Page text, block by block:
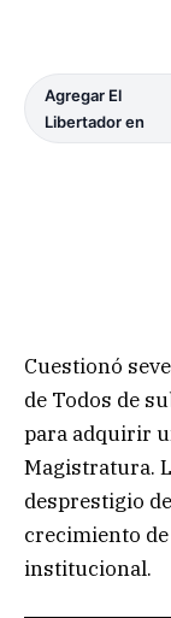
Agregar El
Libertador en
Cuestionó
de Todos de
para adquirir
Magistratura.
desprestigio
crecimiento
institucional.